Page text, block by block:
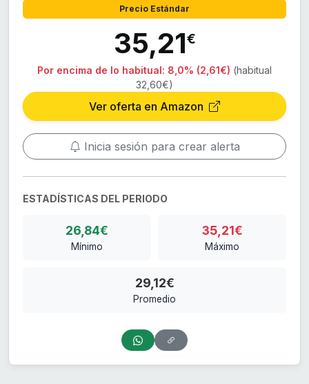
Precio Estándar
35,21€
Por encima de lo habitual: 8,0% (2,61€) (habitual
32,60€)
Ver oferta en Amazon
Inicia sesión para crear alerta
ESTADÍSTICAS DEL PERIODO
26,84€
Mínimo
35,21€
Máximo
29,12€
Promedio